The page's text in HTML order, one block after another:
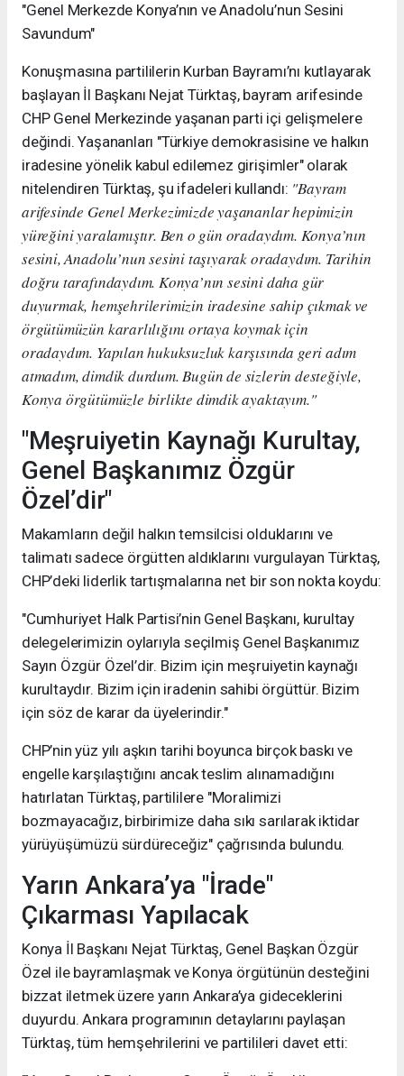
"Genel Merkezde Konya’nın ve Anadolu’nun Sesini
Savundum"
Konuşmasına partililerin Kurban Bayramı’nı kutlayarak
başlayan İl Başkanı Nejat Türktaş, bayram arifesinde
CHP Genel Merkezinde yaşanan parti içi gelişmelere
değindi. Yaşananları "Türkiye demokrasisine ve halkın
iradesine yönelik kabul edilemez girişimler" olarak
nitelendiren Türktaş, şu ifadeleri kullandı: "Bayram
arifesinde Genel Merkezimizde yaşananlar hepimizin
yüreğini yaralamıştır. Ben o gün oradaydım. Konya’nın
sesini, Anadolu’nun sesini taşıyarak oradaydım. Tarihin
doğru tarafındaydım. Konya’nın sesini daha gür
duyurmak, hemşehrilerimizin iradesine sahip çıkmak ve
örgütümüzün kararlılığını ortaya koymak için
oradaydım. Yapılan hukuksuzluk karşısında geri adım
atmadım, dimdik durdum. Bugün de sizlerin desteğiyle,
Konya örgütümüzle birlikte dimdik ayaktayım."
"Meşruiyetin Kaynağı Kurultay,
Genel Başkanımız Özgür
Özel’dir"
Makamların değil halkın temsilcisi olduklarını ve
talimatı sadece örgütten aldıklarını vurgulayan Türktaş,
CHP’deki liderlik tartışmalarına net bir son nokta koydu:
"Cumhuriyet Halk Partisi’nin Genel Başkanı, kurultay
delegelerimizin oylarıyla seçilmiş Genel Başkanımız
Sayın Özgür Özel’dir. Bizim için meşruiyetin kaynağı
kurultaydır. Bizim için iradenin sahibi örgüttür. Bizim
için söz de karar da üyelerindir."
CHP’nin yüz yılı aşkın tarihi boyunca birçok baskı ve
engelle karşılaştığını ancak teslim alınamadığını
hatırlatan Türktaş, partililere "Moralimizi
bozmayacağız, birbirimize daha sıkı sarılarak iktidar
yürüyüşümüzü sürdüreceğiz" çağrısında bulundu.
Yarın Ankara’ya "İrade"
Çıkarması Yapılacak
Konya İl Başkanı Nejat Türktaş, Genel Başkan Özgür
Özel ile bayramlaşmak ve Konya örgütünün desteğini
bizzat iletmek üzere yarın Ankara’ya gideceklerini
duyurdu. Ankara programının detaylarını paylaşan
Türktaş, tüm hemşehrilerini ve partilileri davet etti: